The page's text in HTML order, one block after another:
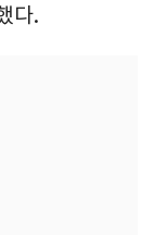
다.